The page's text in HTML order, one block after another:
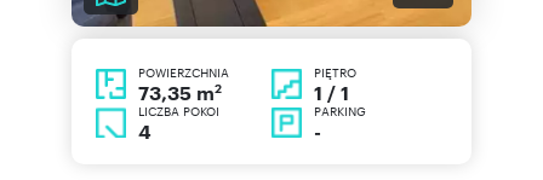
POWIERZCHNIA
73,35 m2
PIĘTRO
1 / 1
LICZBA POKOI
4
PARKING
-